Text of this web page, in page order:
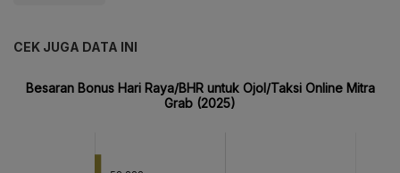
CEK JUGA DATA INI